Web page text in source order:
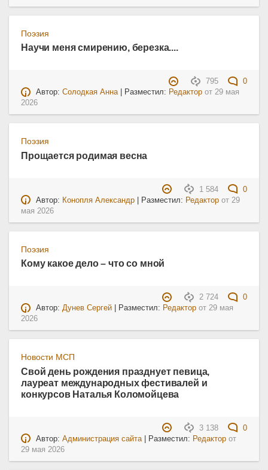
Поэзия
Научи меня смирению, березка....
795
0
Автор:Солодкая Анна| Разместил: Редактор от29 мая
2026
Поэзия
Прощается родимая весна
1 584
0
Автор: Конопля Александр | Разместил: Редактор от 29
мая 2026
Поэзия
Кому какое дело – что со мной
2 724
0
Автор:Дунев Сергей | Разместил: Редактор от29 мая
2026
Новости МСП
Свой день рождения празднует певица,
лауреат международных фестивалей и
конкурсов Наталья Коломойцева
3 138
0
Автор:Администрация сайта | Разместил: Редактор от
29 мая 2026